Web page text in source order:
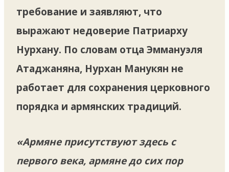
требование и заявляют, что
выражают недоверие Патриарху
Нурхану. По словам отца Эммануэля
Атаджаняна, Нурхан Манукян не
работает для сохранения церковного
порядка и армянских традиций.
«Армяне присутствуют здесь с
первого века, армяне до сих пор